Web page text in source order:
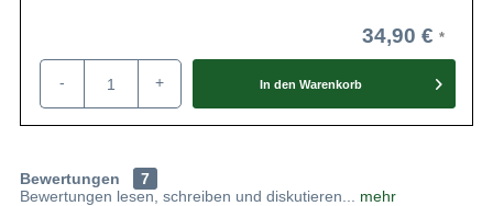
34,90 €
- + In den Warenkorb
Bewertungen
7
Bewertungen lesen, schreiben und diskutieren...
mehr